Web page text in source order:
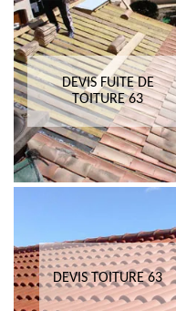
DEVIS FUITE DE
TOITURE 63
DEVIS TOITURE 63